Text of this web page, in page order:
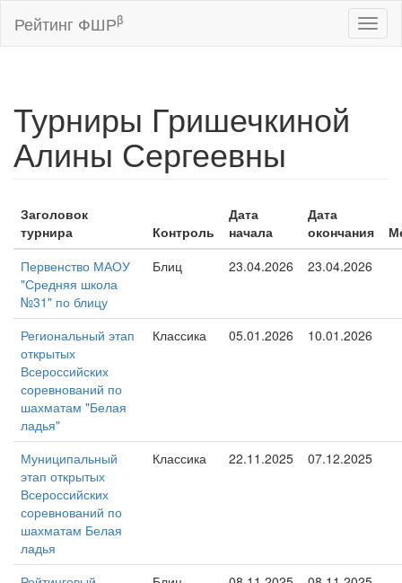
Рейтинг ФШРβ
Турниры Гришечкиной
Алины Сергеевны
Заголовок
турнира
Контроль
Дата
начала
Дата
окончания
Первенство МАОУ
"Средняя школа
№31" по блицу
Блиц 23.04.2026 23.04.2026
Региональный этап
открытых
Всероссийских
соревнований по
шахматам "Белая
ладья"
Классика 05.01.2026 10.01.2026
Муниципальный
этап открытых
Всероссийских
соревнований по
шахматам Белая
ладья
Классика 22.11.2025 07.12.2025